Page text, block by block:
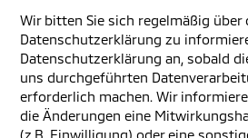
Wir bitten Sie sich regelmäßig über
Datenschutzerklärung zu
Datenschutzerklärung an, sobald
uns durchgeführten
erforderlich machen. Wir
die Änderungen eine
(z.B. Einwilligung) oder eine